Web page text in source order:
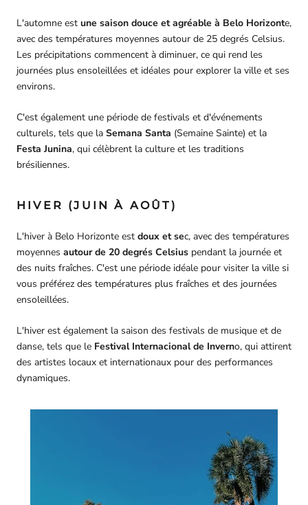
L'automne est une saison douce et agréable à Belo Horizonte,
avec des températures moyennes autour de 25 degrés Celsius.
Les précipitations commencent à diminuer, ce qui rend les
journées plus ensoleillées et idéales pour explorer la ville et ses
environs.
C'est également une période de festivals et d'événements
culturels, tels que la Semana Santa (Semaine Sainte) et la
Festa Junina, qui célèbrent la culture et les traditions
brésiliennes.
HIVER (JUIN À AOÛT)
L'hiver à Belo Horizonte est doux et sec, avec des températures
moyennes autour de 20 degrés Celsius pendant la journée et
des nuits fraîches. C'est une période idéale pour visiter la ville si
vous préférez des températures plus fraîches et des journées
ensoleillées.
L'hiver est également la saison des festivals de musique et de
danse, tels que le Festival Internacional de Inverno, qui attirent
des artistes locaux et internationaux pour des performances
dynamiques.